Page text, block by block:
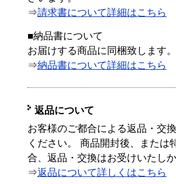
⇒請求書について詳細はこちら
■納品書について
お届けする商品に同梱致します。
⇒納品書について詳細はこちら
返品について
お客様のご都合による返品・交
ください。 商品開封後、または
合、返品・交換はお受けいたし
⇒返品について詳しくはこちら